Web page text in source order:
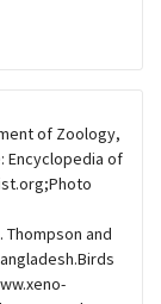
of Zoology,
Encyclopedia of
Thompson and